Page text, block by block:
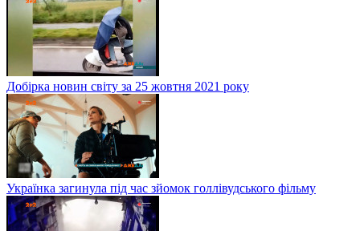
Добірка новин світу за 25 жовтня 2021 року
Українка загинула під час зйомок голлівудського фільму